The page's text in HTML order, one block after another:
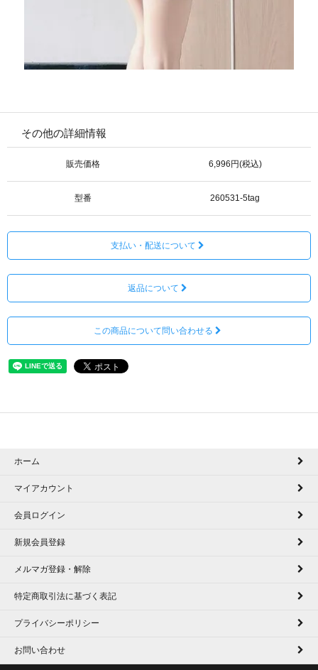
その他の詳細情報
販売価格 6,996円(税込)
型番 260531-5tag
支払い・配送について
返品について
この商品について問い合わせる
ホーム
マイアカウント
会員ログイン
新規会員登録
メルマガ登録・解除
特定商取引法に基づく表記
プライバシーポリシー
お問い合わせ